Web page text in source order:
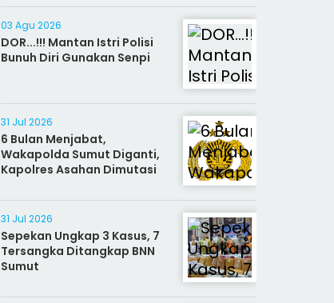
03 Agu 2026
DOR...!!! Mantan Istri Polisi
Bunuh Diri Gunakan Senpi
31 Jul 2026
6 Bulan Menjabat,
Wakapolda Sumut Diganti,
Kapolres Asahan Dimutasi
31 Jul 2026
Sepekan Ungkap 3 Kasus, 7
Tersangka Ditangkap BNN
Sumut